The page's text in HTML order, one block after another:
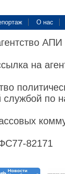
О нас
на
службой по
82171